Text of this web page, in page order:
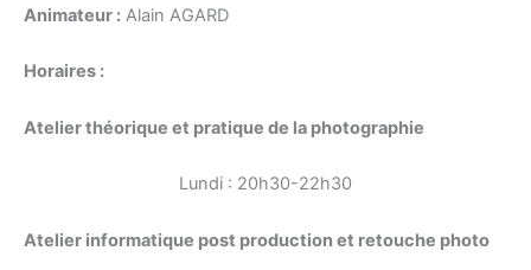
Animateur : Alain AGARD
Horaires :
Atelier théorique et pratique de la photographie
Lundi : 20h30-22h30
Atelier informatique post production et retouche photo